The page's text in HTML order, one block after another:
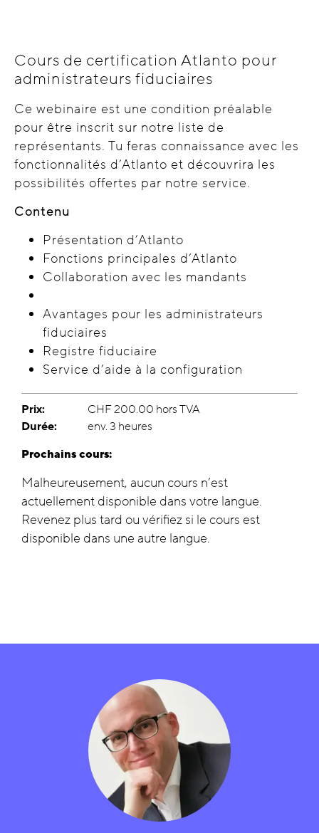
Cours de certification Atlanto pour
administrateurs fiduciaires
Ce webinaire est une condition préalable
pour être inscrit sur notre liste de
représentants. Tu feras connaissance avec les
fonctionnalités d’Atlanto et découvrira les
possibilités offertes par notre service.
Contenu
Présentation d’Atlanto
Fonctions principales d’Atlanto
Collaboration avec les mandants
Avantages pour les administrateurs
fiduciaires
Registre fiduciaire
Service d’aide à la configuration
Prix:
CHF 200.00 hors TVA
Durée:
env. 3 heures
Prochains cours:
Malheureusement, aucun cours n’est
actuellement disponible dans votre langue.
Revenez plus tard ou vérifiez si le cours est
disponible dans une autre langue.